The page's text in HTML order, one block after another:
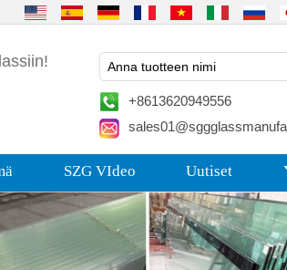
+8613620949556
SZG VIdeo Uutiset